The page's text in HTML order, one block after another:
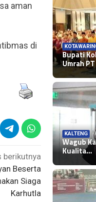
aman
di
berikutnya
Beserta
Siaga
Karhutla
Bupati
Umrah
KALTENG
Wagub
Kualita…